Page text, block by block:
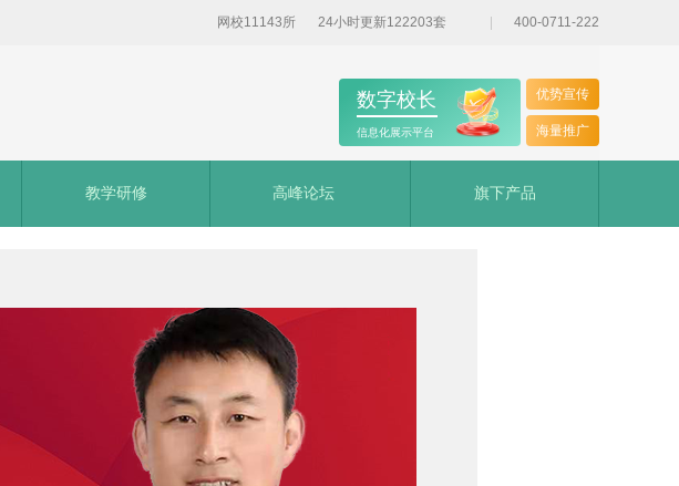
400-0711-222
24小时更新122203套
网校11143所
优势宣传
海量推广
数字校长
信息化展示平台
教学研修 高峰论坛 旗下产品